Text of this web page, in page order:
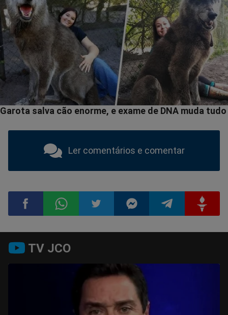
Ler comentários e comentar
Compartilhar
WhatsappTwitter
no
Messenger
no
no
TV JCO